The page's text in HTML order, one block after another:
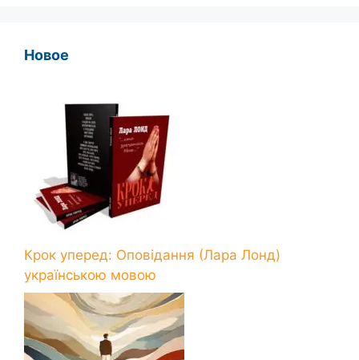
Новое
Крок уперед: Оповідання (Лара Лонд)
українською мовою